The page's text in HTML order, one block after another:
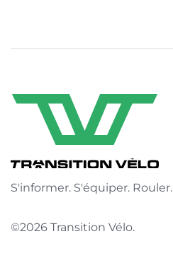
S'informer. S'équiper. Rouler.
©2026 Transition Vélo.